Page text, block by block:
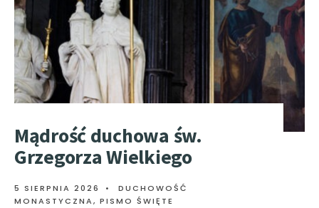
Mądrość duchowa św.
Grzegorza Wielkiego
5 SIERPNIA 2026 •
DUCHOWOŚĆ
MONASTYCZNA, PISMO ŚWIĘTE